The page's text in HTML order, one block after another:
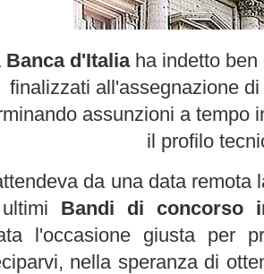
Banca d'Italiaha indetto
finalizzati all'assegnazione
assunzioni a tempo
il profilo
da una data remota
Bandi di concorso
l'occasione giusta per
nella speranza di